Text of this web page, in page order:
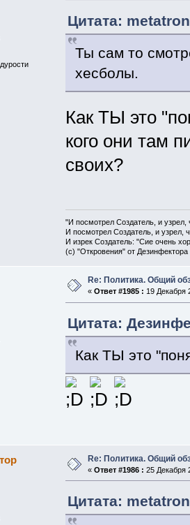
Цитата:
Ты сам то
хесболы.
Как ТЫ это
кого они там
своих?
"И посмотрел Создатель, и
И посмотрел Создатель, и узрел,
И изрек Создатель: "Сие очень
(с) "Откровения" от Дезинфектора
Re: Политика. Общий
« Ответ #1985 : 19 Декабря
Цитата:
Как ТЫ это
Re: Политика. Общий
« Ответ #1986 : 25 Декабря
Цитата: